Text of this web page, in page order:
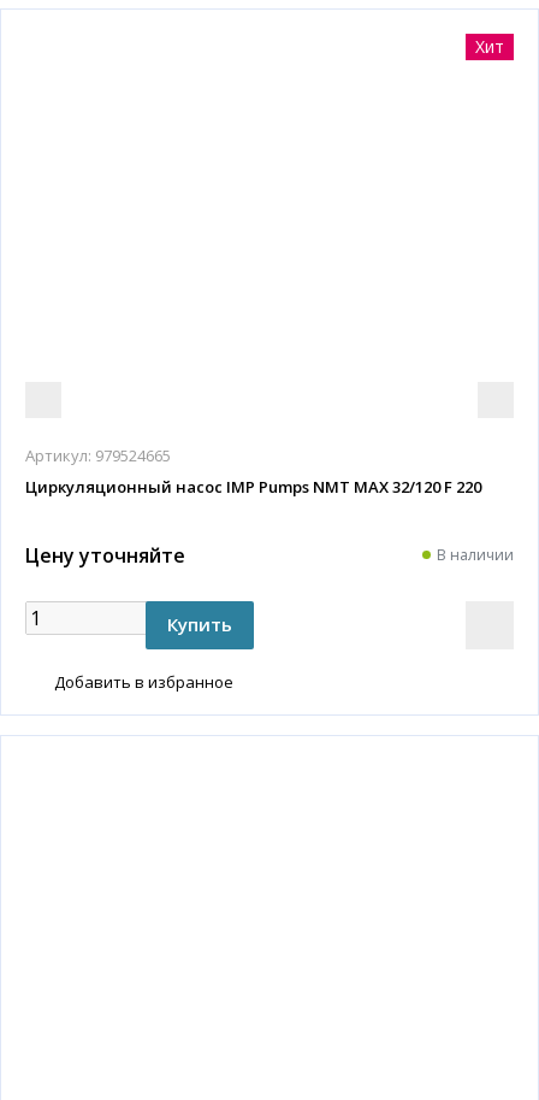
Хит
Артикул: 979524665
Циркуляционный насос IMP Pumps NMT MAX 32/120 F 220
Цену уточняйте В наличии
Добавить в избранное